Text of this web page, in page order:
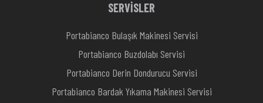
SERVİSLER
Portabianco Bulaşık Makinesi Servisi
Portabianco Buzdolabı Servisi
Portabianco Derin Dondurucu Servisi
Portabianco Bardak Yıkama Makinesi Servisi